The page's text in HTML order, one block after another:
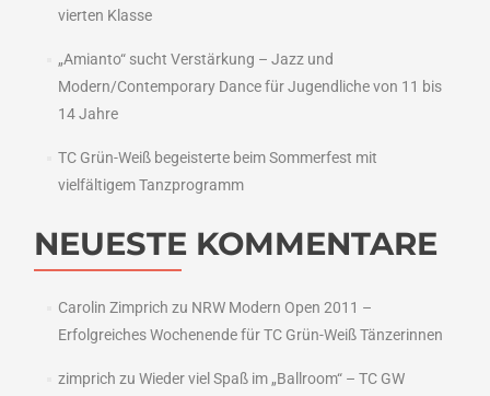
vierten Klasse
„Amianto“ sucht Verstärkung – Jazz und
Modern/Contemporary Dance für Jugendliche von 11 bis
14 Jahre
TC Grün-Weiß begeisterte beim Sommerfest mit
vielfältigem Tanzprogramm
NEUESTE KOMMENTARE
Carolin Zimprich zu NRW Modern Open 2011 –
Erfolgreiches Wochenende für TC Grün-Weiß Tänzerinnen
zimprich zu Wieder viel Spaß im „Ballroom“ – TC GW